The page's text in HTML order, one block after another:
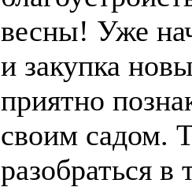
весны! Уже
и закупка
приятно
своим садом.
разобраться